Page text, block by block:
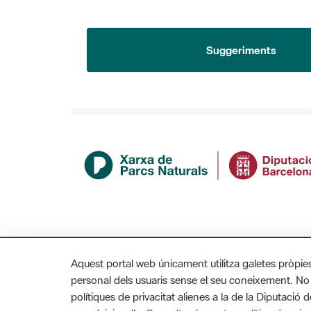
Suggeriments
Aquest portal web únicament utilitza galetes
personal dels usuaris sense el seu coneixement.
polítiques de privacitat alienes a la de la Diputació